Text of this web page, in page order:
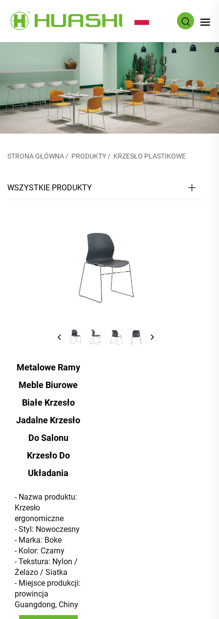
STRONA GŁÓWNA / PRODUKTY / KRZESŁO PLASTIKOWE
WSZYSTKIE PRODUKTY
Metalowe Ramy
Meble Biurowe
Białe Krzesło
Jadalne Krzesło
Do Salonu
Krzesło Do
Układania
- Nazwa produktu:
Krzesło
ergonomiczne
- Styl: Nowoczesny
- Marka: Boke
- Kolor: Czarny
- Tekstura: Nylon /
Żelazo / Siatka
- Miejsce produkcji:
prowincja
Guangdong, Chiny